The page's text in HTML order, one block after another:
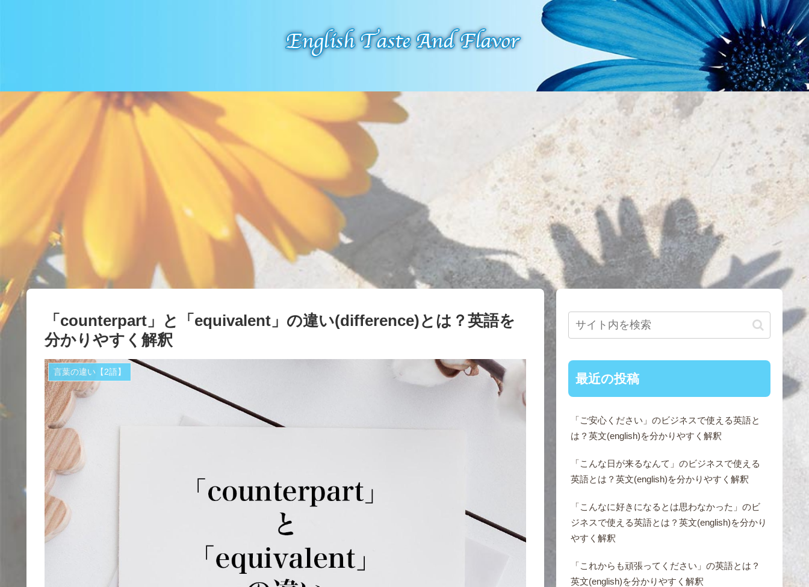
「counterpart」と「equivalent」の違い(difference)とは？英語を
分かりやすく解釈
言葉の違い【2語】
最近の投稿
「ご安心ください」のビジネスで使える英語と
は？英文(english)を分かりやすく解釈
「こんな日が来るなんて」のビジネスで使える
英語とは？英文(english)を分かりやすく解釈
「こんなに好きになるとは思わなかった」のビ
ジネスで使える英語とは？英文(english)を分かり
やすく解釈
「これからも頑張ってください」の英語とは？
英文(english)を分かりやすく解釈